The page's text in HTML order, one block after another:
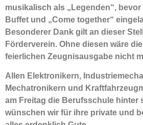
musikalisch als „Legenden“,
Buffet und „Come together“
Besonderer Dank gilt an dieser
Förderverein. Ohne diesen wäre
feierlichen Zeugnisausgabe nicht
Allen Elektronikern,
Mechatronikern und
am Freitag die Berufsschule hinter
wünschen wir für ihre private und